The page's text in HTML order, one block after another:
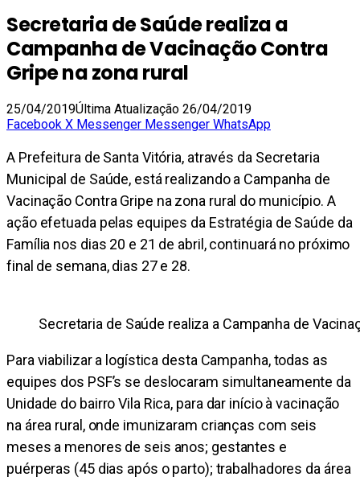
Secretaria de Saúde realiza a
Campanha de Vacinação Contra
Gripe na zona rural
25/04/2019Última Atualização 26/04/2019
Facebook X Messenger Messenger WhatsApp
A Prefeitura de Santa Vitória, através da Secretaria
Municipal de Saúde, está realizando a Campanha de
Vacinação Contra Gripe na zona rural do município. A
ação efetuada pelas equipes da Estratégia de Saúde da
Família nos dias 20 e 21 de abril, continuará no próximo
final de semana, dias 27 e 28.
Secretaria de Saúde realiza a Campanha de
Para viabilizar a logística desta Campanha, todas as
equipes dos PSF’s se deslocaram simultaneamente da
Unidade do bairro Vila Rica, para dar início à vacinação
na área rural, onde imunizaram crianças com seis
meses a menores de seis anos; gestantes e
puérperas (45 dias após o parto); trabalhadores da área